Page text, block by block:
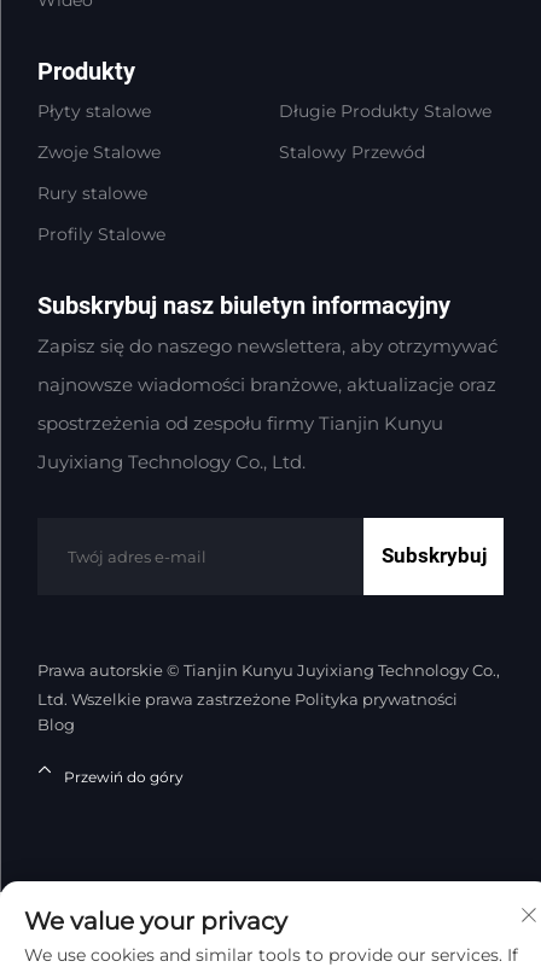
Produkty
Płyty stalowe
Zwoje Stalowe
Rury stalowe
Profily Stalowe
Długie Produkty Stalowe
Stalowy Przewód
Subskrybuj nasz biuletyn informacyjny
Zapisz się do naszego newslettera, aby otrzymywać
najnowsze wiadomości branżowe, aktualizacje oraz
spostrzeżenia od zespołu firmy Tianjin Kunyu
Juyixiang Technology Co., Ltd.
Subskrybuj
Prawa autorskie © Tianjin Kunyu Juyixiang Technology Co.,
Ltd. Wszelkie prawa zastrzeżone Polityka prywatności
Blog
Przewiń do góry
We value your privacy
We use cookies and similar tools to provide our services. If